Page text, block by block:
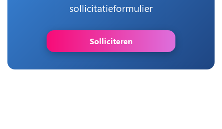
sollicitatieformulier
Solliciteren